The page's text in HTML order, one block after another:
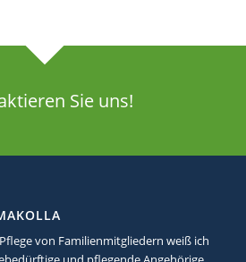
Sie uns!
von Familienmitgliedern weiß ich